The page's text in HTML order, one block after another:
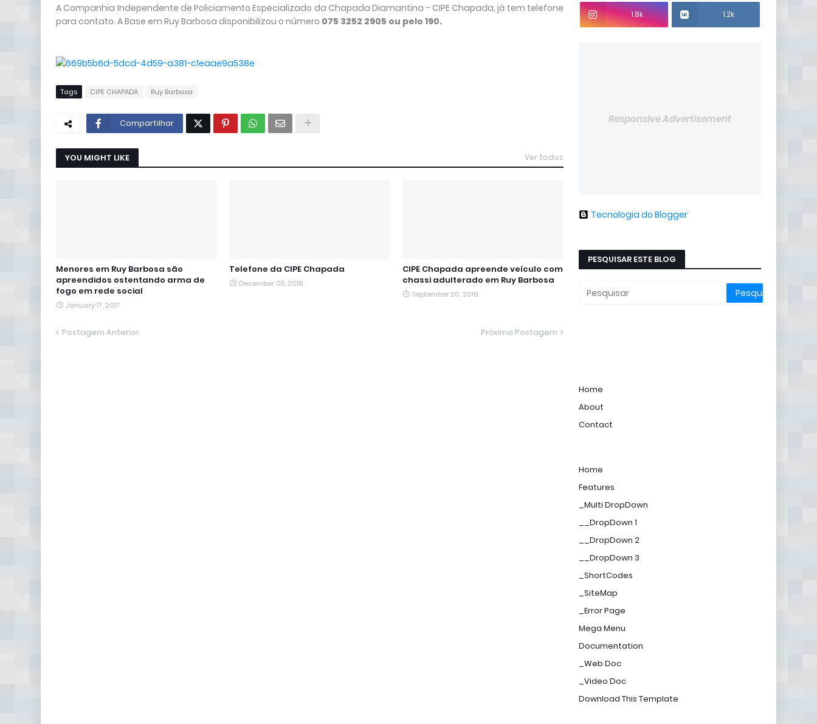
A Companhia Independente de Policiamento Especializado da Chapada Diamantina - CIPE Chapada, já tem telefone
para contato. A Base em Ruy Barbosa disponibilizou o número 075 3252 2905 ou pelo 190.
Tags CIPE CHAPADA Ruy Barbosa
Compartilhar
YOU MIGHT LIKE Ver todos
Menores em Ruy Barbosa são
apreendidos ostentando arma de
fogo em rede social
January 17, 2017
Telefone da CIPE Chapada
December 05, 2016
CIPE Chapada apreende veículo com
chassi adulterado em Ruy Barbosa
September 20, 2016
Postagem Anterior Próxima Postagem
1.8k 1.2k
Responsive Advertisement
Tecnologia do Blogger
PESQUISAR ESTE BLOG
Home
About
Contact
Home
Features
_Multi DropDown
__DropDown 1
__DropDown 2
__DropDown 3
_ShortCodes
_SiteMap
_Error Page
Mega Menu
Documentation
_Web Doc
_Video Doc
Download This Template